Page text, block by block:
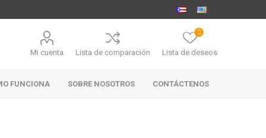
Mi cuenta Lista de comparación Lista de deseos
0
FUNCIONA SOBRE NOSOTROS CONTÁCTENOS